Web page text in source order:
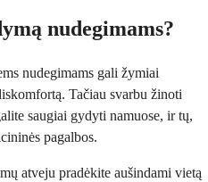
nudegimams?
nudegimams gali žymiai
Tačiau svarbu žinoti
saugiai gydyti namuose, ir tų,
pagalbos.
atveju pradėkite aušindami vietą